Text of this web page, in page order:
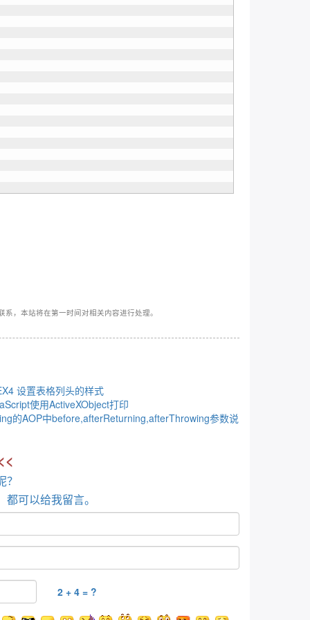
，本站将在第一时间对相关内容进行处理。
设置表格列头的样式
使用ActiveXObject打印
的AOP中before,afterReturning,afterThrowing参数说
可以给我留言。
2 + 4 = ?